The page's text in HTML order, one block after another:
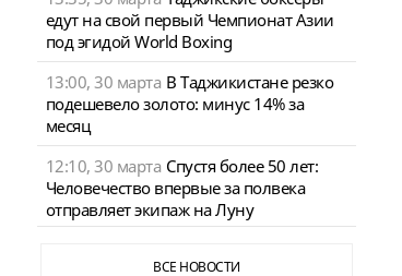
едут на свой первый Чемпионат Азии
под эгидой World Boxing
13:00, 30 марта В Таджикистане резко
подешевело золото: минус 14% за
месяц
12:10, 30 марта Спустя более 50 лет:
Человечество впервые за полвека
отправляет экипаж на Луну
ВСЕ НОВОСТИ